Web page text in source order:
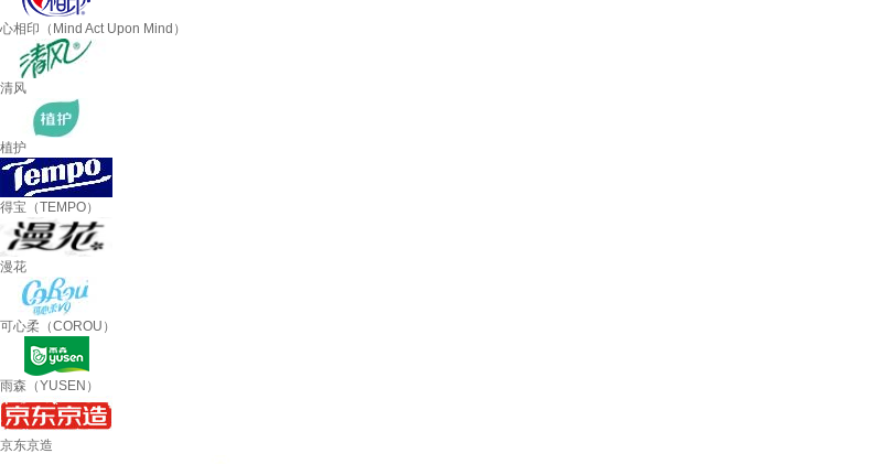
心相印（Mind Act Upon Mind）
清风
植护
得宝（TEMPO）
漫花
可心柔（COROU）
雨森（YUSEN）
京东京造